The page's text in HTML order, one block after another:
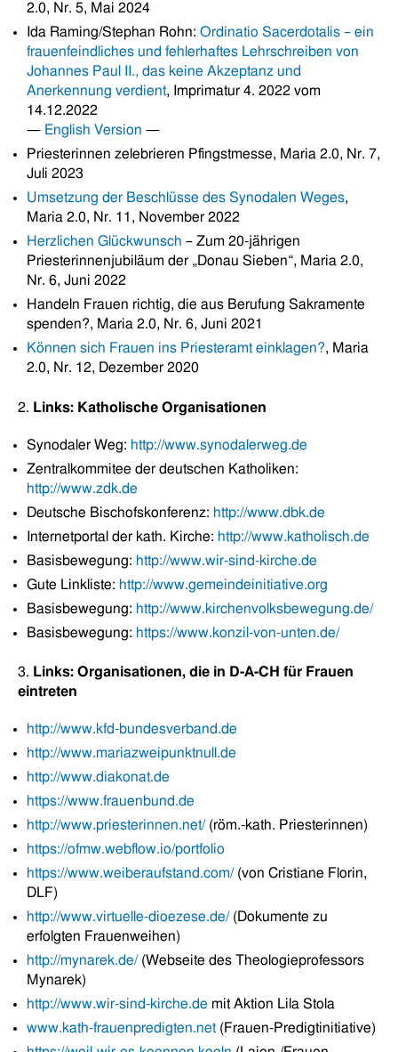
2.0, Nr. 5, Mai 2024
Ida Raming/Stephan Rohn: Ordinatio Sacerdotalis – ein
frauenfeindliches und fehlerhaftes Lehrschreiben von
Johannes Paul II., das keine Akzeptanz und
Anerkennung verdient, Imprimatur 4. 2022 vom
14.12.2022
— English Version —
Priesterinnen zelebrieren Pfingstmesse, Maria 2.0, Nr. 7,
Juli 2023
Umsetzung der Beschlüsse des Synodalen Weges,
Maria 2.0, Nr. 11, November 2022
Herzlichen Glückwunsch – Zum 20-jährigen
Priesterinnenjubiläum der „Donau Sieben“, Maria 2.0,
Nr. 6, Juni 2022
Handeln Frauen richtig, die aus Berufung Sakramente
spenden?, Maria 2.0, Nr. 6, Juni 2021
Können sich Frauen ins Priesteramt einklagen?, Maria
2.0, Nr. 12, Dezember 2020
2. Links: Katholische Organisationen
Synodaler Weg: http://www.synodalerweg.de
Zentralkommitee der deutschen Katholiken:
http://www.zdk.de
Deutsche Bischofskonferenz: http://www.dbk.de
Internetportal der kath. Kirche: http://www.katholisch.de
Basisbewegung: http://www.wir-sind-kirche.de
Gute Linkliste: http://www.gemeindeinitiative.org
Basisbewegung: http://www.kirchenvolksbewegung.de/
Basisbewegung: https://www.konzil-von-unten.de/
3. Links: Organisationen, die in D-A-CH für Frauen
eintreten
http://www.kfd-bundesverband.de
http://www.mariazweipunktnull.de
http://www.diakonat.de
https://www.frauenbund.de
http://www.priesterinnen.net/(röm.-kath. Priesterinnen)
https://ofmw.webflow.io/portfolio
https://www.weiberaufstand.com/(von Cristiane Florin,
DLF)
http://www.virtuelle-dioezese.de/(Dokumente zu
erfolgten Frauenweihen)
http://mynarek.de/(Webseite des Theologieprofessors
Mynarek)
http://www.wir-sind-kirche.de mit Aktion Lila Stola
www.kath-frauenpredigten.net(Frauen-Predigtinitiative)